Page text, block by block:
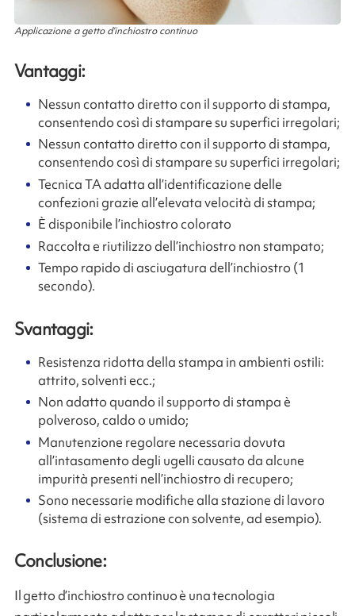
Applicazione a getto d’inchiostro continuo
Vantaggi:
Nessun contatto diretto con il supporto di stampa,
consentendo così di stampare su superfici irregolari;
Nessun contatto diretto con il supporto di stampa,
consentendo così di stampare su superfici irregolari;
Tecnica TA adatta all’identificazione delle
confezioni grazie all’elevata velocità di stampa;
È disponibile l’inchiostro colorato
Raccolta e riutilizzo dell’inchiostro non stampato;
Tempo rapido di asciugatura dell’inchiostro (1
secondo).
Svantaggi:
Resistenza ridotta della stampa in ambienti ostili:
attrito, solventi ecc.;
Non adatto quando il supporto di stampa è
polveroso, caldo o umido;
Manutenzione regolare necessaria dovuta
all’intasamento degli ugelli causato da alcune
impurità presenti nell’inchiostro di recupero;
Sono necessarie modifiche alla stazione di lavoro
(sistema di estrazione con solvente, ad esempio).
Conclusione:
Il getto d’inchiostro continuo è una tecnologia